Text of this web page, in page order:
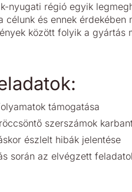
nyugati régió egyik
célunk és ennek
között folyik a gyártás
támogatása
szerszámok
észlelt hibák jelentése
során az elvégzett